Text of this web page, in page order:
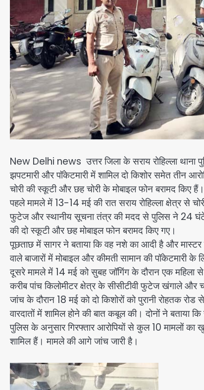
New Delhi news उत्तर जिला के सराय रोहिल्ला
झपटमारी और पॉकेटमारी में शामिल दो किशोर समेत तीन
चोरी की स्कूटी और छह चोरी के मोबाइल फोन बरामद किए हैं।
पहले मामले में 13-14 मई की रात सराय रोहिल्ला क्षेत्र से
फुटेज और स्थानीय सूचना तंत्र की मदद से पुलिस ने 24 घंटे
की दो स्कूटी और छह मोबाइल फोन बरामद किए गए।
पूछताछ में सागर ने बताया कि वह नशे का आदी है और मास्टर
वाले बाजारों में मोबाइल और कीमती सामान की पॉकेटमारी
दूसरे मामले में 14 मई को सुबह जॉगिंग के दौरान एक
करीब पांच किलोमीटर क्षेत्र के सीसीटीवी फुटेज खंगाले और
जांच के दौरान 18 मई को दो किशोरों को पुरानी रोहतक
वारदातों में शामिल होने की बात कबूल की। दोनों ने
पुलिस के अनुसार गिरफ्तार आरोपियों से कुल 10 मामलों का
शामिल हैं। मामले की आगे जांच जारी है।